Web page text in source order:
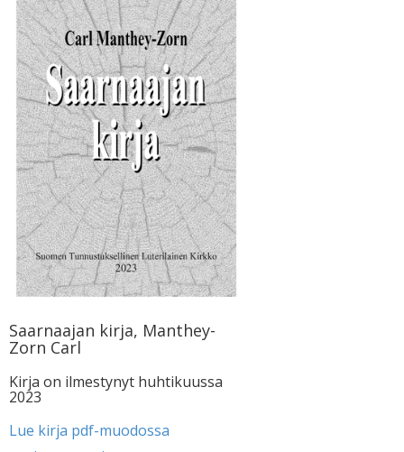
Saarnaajan kirja, Manthey-
Zorn Carl
Kirja on ilmestynyt huhtikuussa
2023
Lue kirja pdf-muodossa